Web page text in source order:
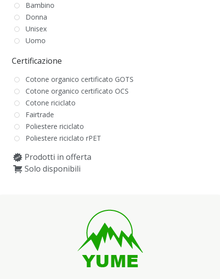
Bambino
Donna
Unisex
Uomo
Certificazione
Cotone organico certificato GOTS
Cotone organico certificato OCS
Cotone riciclato
Fairtrade
Poliestere riciclato
Poliestere riciclato rPET
Prodotti in offerta
Solo disponibili